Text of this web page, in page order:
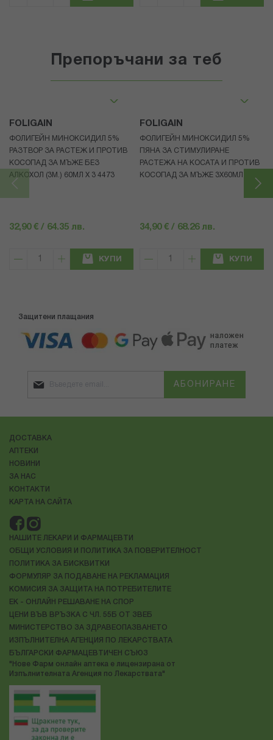
Препоръчани за теб
FOLIGAIN
ФОЛИГЕЙН МИНОКСИДИЛ 5%
РАЗТВОР ЗА РАСТЕЖ И ПРОТИВ
КОСОПАД ЗА МЪЖЕ БЕЗ
АЛКОХОЛ (3М.) 60МЛ X 3 4473
32,90 € / 64.35 лв.
КУПИ
FOLIGAIN
ФОЛИГЕЙН МИНОКСИДИЛ 5%
ПЯНА ЗА СТИМУЛИРАНЕ
РАСТЕЖА НА КОСАТА И ПРОТИВ
КОСОПАД ЗА МЪЖЕ 3X60МЛ 4472
34,90 € / 68.26 лв.
КУПИ
Защитени плащания
АБОНИРАНЕ
ДОСТАВКА
АПТЕКИ
НОВИНИ
ЗА НАС
КОНТАКТИ
КАРТА НА САЙТА
НАШИТЕ ЛЕКАРИ И ФАРМАЦЕВТИ
ОБЩИ УСЛОВИЯ И ПОЛИТИКА ЗА ПОВЕРИТЕЛНОСТ
ПОЛИТИКА ЗА БИСКВИТКИ
ФОРМУЛЯР ЗА ПОДАВАНЕ НА РЕКЛАМАЦИЯ
КОМИСИЯ ЗА ЗАЩИТА НА ПОТРЕБИТЕЛИТЕ
ЕК - ОНЛАЙН РЕШАВАНЕ НА СПОР
ЦЕНИ ВЪВ ВРЪЗКА С ЧЛ. 55Б ОТ ЗВЕБ
МИНИСТЕРСТВО ЗА ЗДРАВЕОПАЗВАНЕТО
ИЗПЪЛНИТЕЛНА АГЕНЦИЯ ПО ЛЕКАРСТВАТА
БЪЛГАРСКИ ФАРМАЦЕВТИЧЕН СЪЮЗ
"Нове Фарм онлайн аптека е лицензирана от
Изпълнителната Агенция по Лекарствата"